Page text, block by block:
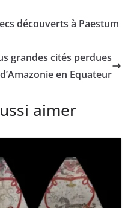
découverts à Paestum
grandes cités perdues
en Equateur
aimer